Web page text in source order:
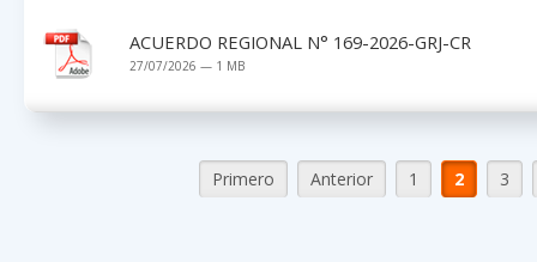
ACUERDO REGIONAL N° 169-2026-GRJ-CR
27/07/2026 — 1 MB
Primero Anterior 1 2 3